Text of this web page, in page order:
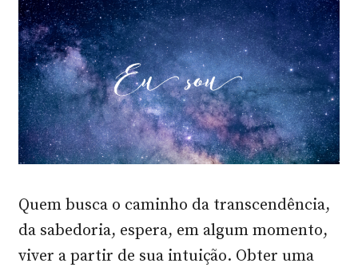
Quem busca o caminho da transcendência,
da sabedoria, espera, em algum momento,
viver a partir de sua intuição. Obter uma